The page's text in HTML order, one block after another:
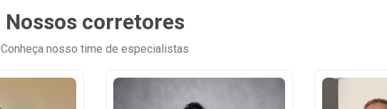
Nossos corretores
Conheça nosso time de especialistas